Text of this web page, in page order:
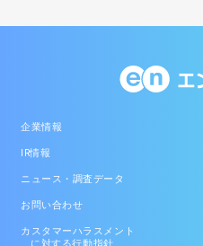
企業情報
IR情報
ニュース・調査データ
お問い合わせ
カスタマーハラスメント